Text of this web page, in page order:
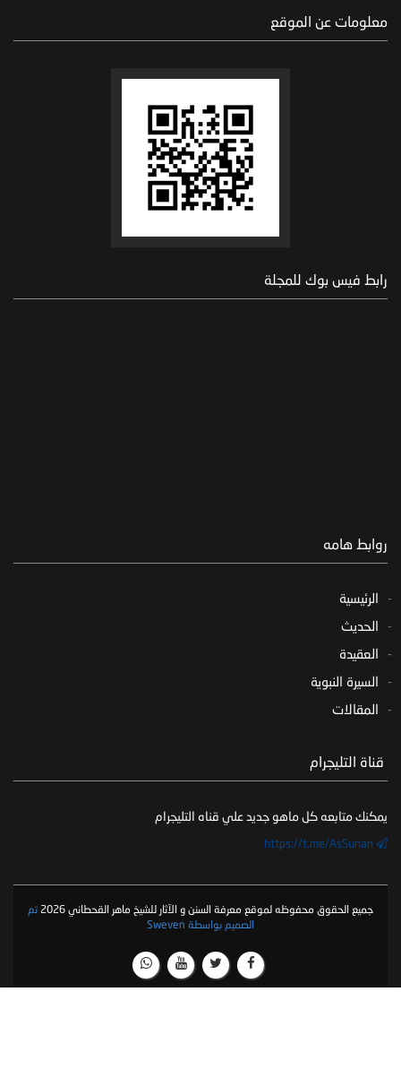
معلومات عن الموقع
رابط فيس بوك للمجلة
روابط هامه
الرئيسية
الحديث
العقيدة
السيرة النبوية
المقالات
‏ قناة التليجرام
يمكنك متابعه كل ماهو جديد علي قناه التليجرام
جميع الحقوق محفوظه لموقع معرفة السنن و الآثار للشيخ ماهر القحطاني 2026
تم
الصميم بواسطة Sweven